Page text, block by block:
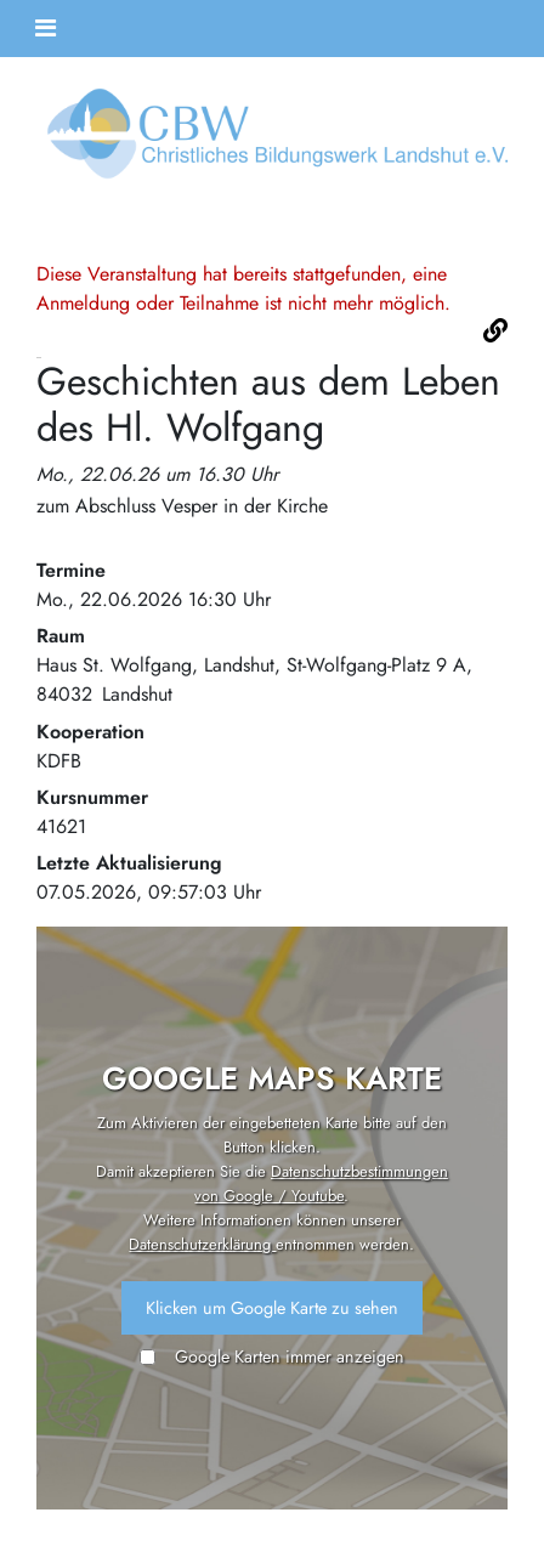
Diese Veranstaltung hat bereits stattgefunden, eine
Anmeldung oder Teilnahme ist nicht mehr möglich.
Geschichten aus dem Leben
des Hl. Wolfgang
Mo., 22.06.26 um 16.30 Uhr
zum Abschluss Vesper in der Kirche
Termine
Mo., 22.06.2026 16:30 Uhr
Raum
Haus St. Wolfgang, Landshut St-Wolfgang-Platz 9 A
84032 Landshut
Kooperation
KDFB
Kursnummer
41621
Letzte Aktualisierung
07.05.2026, 09:57:03 Uhr
GOOGLE MAPS KARTE
Zum Aktivieren der eingebetteten Karte bitte auf den
Button klicken.
Damit akzeptieren Sie dieDatenschutzbestimmungen
von Google / Youtube.
Weitere Informationen können unserer
Datenschutzerklärungentnommen werden.
Klicken um Google Karte zu sehen
Google Karten immer anzeigen